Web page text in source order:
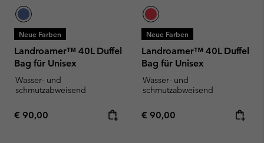
Neue Farben
Landroamer™ 40L Duffel
Bag für Unisex
Wasser- und
schmutzabweisend
Regular price:
€ 90,00
Neue Farben
Landroamer™ 40L Duffel
Bag für Unisex
Wasser- und
schmutzabweisend
Regular price:
€ 90,00